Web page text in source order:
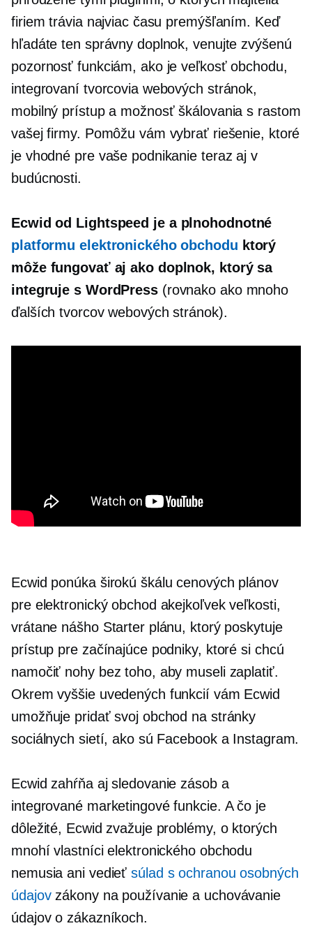
firiem trávia najviac času premýšľaním. Keď
hľadáte ten správny doplnok, venujte zvýšenú
pozornosť funkciám, ako je veľkosť obchodu,
integrovaní tvorcovia webových stránok,
mobilný prístup a možnosť škálovania s rastom
vašej firmy. Pomôžu vám vybrať riešenie, ktoré
je vhodné pre vaše podnikanie teraz aj v
budúcnosti.
Ecwid od Lightspeed je a plnohodnotné
platformu elektronického obchodu ktorý
môže fungovať aj ako doplnok, ktorý sa
integruje s WordPress(rovnako ako mnoho
ďalších tvorcov webových stránok).
Ecwid ponúka širokú škálu cenových plánov
pre elektronický obchod akejkoľvek veľkosti,
vrátane nášho Starter plánu, ktorý poskytuje
prístup pre začínajúce podniky, ktoré si chcú
namočiť nohy bez toho, aby museli zaplatiť.
Okrem vyššie uvedených funkcií vám Ecwid
umožňuje pridať svoj obchod na stránky
sociálnych sietí, ako sú Facebook a Instagram.
Ecwid zahŕňa aj sledovanie zásob a
integrované marketingové funkcie. A čo je
dôležité, Ecwid zvažuje problémy, o ktorých
mnohí vlastníci elektronického obchodu
nemusia ani vedieťsúlad s ochranou osobných
údajovzákony na používanie a uchovávanie
údajov o zákazníkoch.